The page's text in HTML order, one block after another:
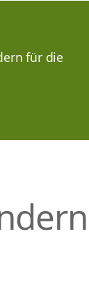
für die